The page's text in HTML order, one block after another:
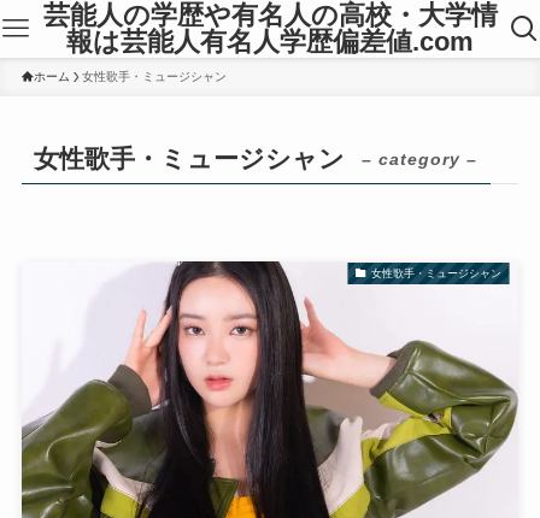
芸能人の学歴や有名人の高校・大学情
報は芸能人有名人学歴偏差値.com
ホーム 女性歌手・ミュージシャン
女性歌手・ミュージシャン – category –
女性歌手・ミュージシャン